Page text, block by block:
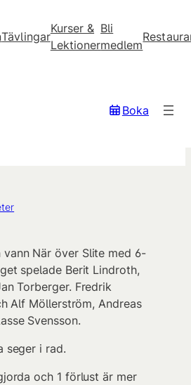
Tävlingar
Kurser &
Lektioner
Bli
medlem
Boka
för seger i
När över Slite med 6-
spelade Berit Lindroth,
Torberger. Fredrik
Alf Möllerström, Andreas
Svensson.
seger i rad.
och 1 förlust är mer